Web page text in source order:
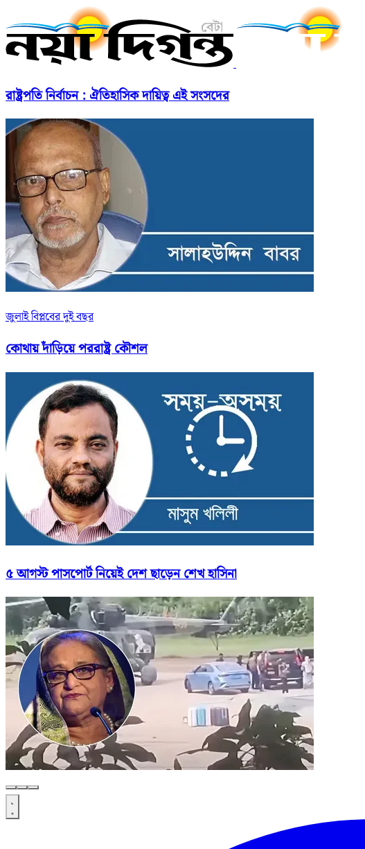
রাষ্ট্রপতি নির্বাচন : ঐতিহাসিক দায়িত্ব এই সংসদের
জুলাই বিপ্লবের দুই বছর
কোথায় দাঁড়িয়ে পররাষ্ট্র কৌশল
৫ আগস্ট পাসপোর্ট নিয়েই দেশ ছাড়েন শেখ হাসিনা